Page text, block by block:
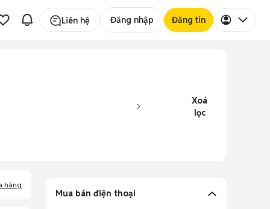
Liên hệ Đăng nhập Đăng tin
Xoá
lọc
hàng
Mua bán điện thoại